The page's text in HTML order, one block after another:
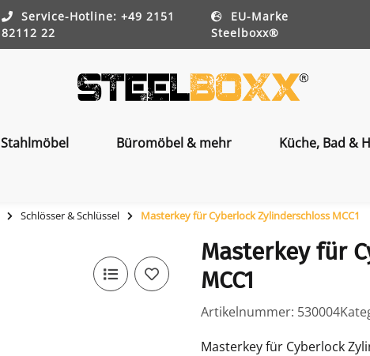
Service-Hotline: +49 2151
82112 22
EU-Marke
Steelboxx®
Stahlmöbel Büromöbel & mehr Küche, Bad &
Schlösser & Schlüssel Masterkey für Cyberlock Zylinderschloss MCC1
Masterkey für
MCC1
Artikelnummer: 530004
Masterkey für Cyberlock